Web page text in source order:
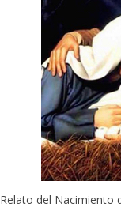
Relato del Nacimiento